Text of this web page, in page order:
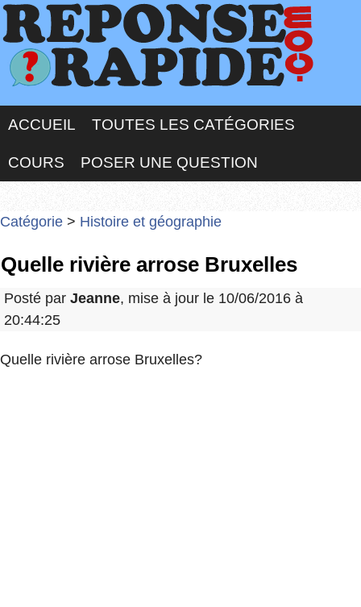
ACCUEIL TOUTES LES CATÉGORIES
COURS POSER UNE QUESTION
Catégorie > Histoire et géographie
Quelle rivière arrose Bruxelles
Posté par Jeanne, mise à jour le 10/06/2016 à
20:44:25
Quelle rivière arrose Bruxelles?